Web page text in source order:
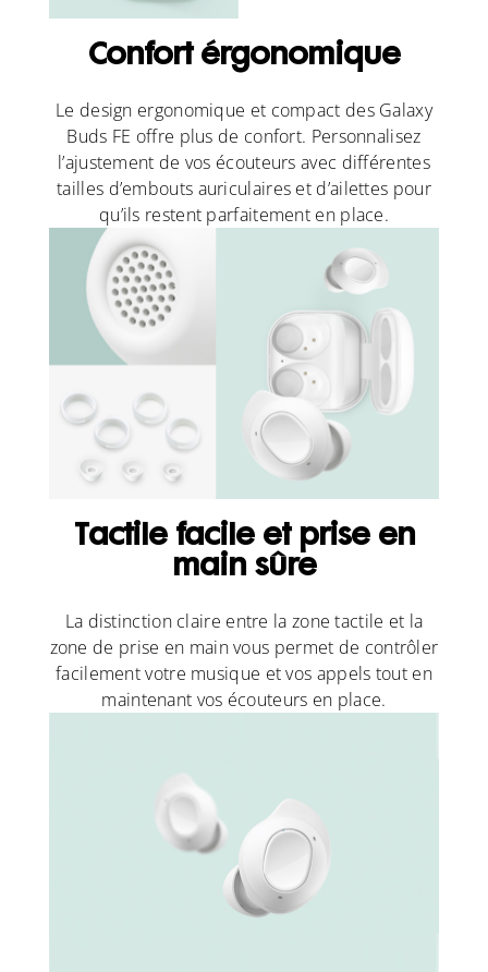
Confort érgonomique
Le design ergonomique et compact des Galaxy
Buds FE offre plus de confort. Personnalisez
l’ajustement de vos écouteurs avec différentes
tailles d’embouts auriculaires et d’ailettes pour
qu’ils restent parfaitement en place.
Tactile facile et prise en
main sûre
La distinction claire entre la zone tactile et la
zone de prise en main vous permet de contrôler
facilement votre musique et vos appels tout en
maintenant vos écouteurs en place.